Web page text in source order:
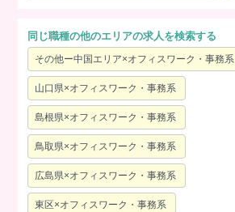
同じ職種の他のエリアの求人を検索する
その他ー中国エリア×オフィスワーク・事務系
山口県×オフィスワーク・事務系
島根県×オフィスワーク・事務系
鳥取県×オフィスワーク・事務系
広島県×オフィスワーク・事務系
東区×オフィスワーク・事務系